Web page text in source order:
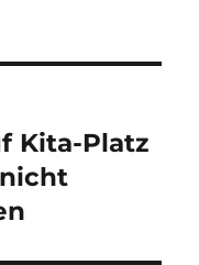
Kita-Platz